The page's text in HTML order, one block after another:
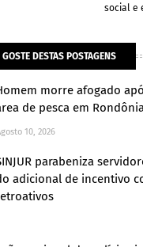
social e
GOSTE DESTAS POSTAGENS
morre afogado
de pesca em
10, 2026
parabeniza
adicional de incentivo